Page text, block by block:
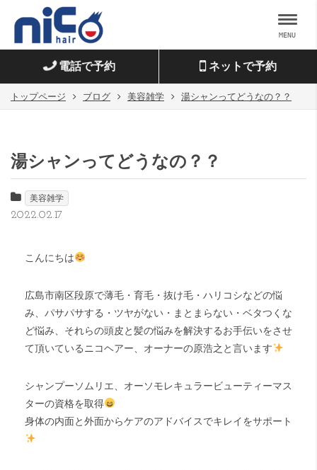
電話で予約 ネットで予約
トップページ ブログ 美容雑学 湯シャンってどうなの？？
湯シャンってどうなの？？
美容雑学
2022.02.17
こんにちは
広島市南区段原で薄毛・育毛・抜け毛・ハリコシなどの悩
み、パサパサする・ツヤがない・まとまらない・ベタつくな
ど悩み、それらの頭皮と髪の悩みを解決するお手伝いをさせ
て頂いているニコヘアー、オーナーの原浩之と言います
シャンプーソムリエ、オーソモレキュラービューティーマス
ターの資格を取得
身体の内面と外面からケアのアドバイスでキレイをサポート
MENU